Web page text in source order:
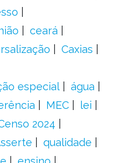
ceará
Caxias
especial
água
MEC
lei
2024
qualidade